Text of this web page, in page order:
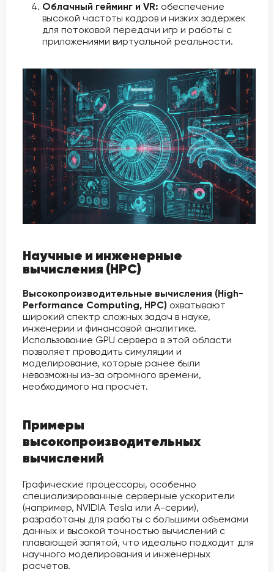
Облачный гейминг и VR: обеспечение
высокой частоты кадров и низких задержек
для потоковой передачи игр и работы с
приложениями виртуальной реальности.
Научные и инженерные
вычисления (HPC)
Высокопроизводительные вычисления (High-
Performance Computing, HPC) охватывают
широкий спектр сложных задач в науке,
инженерии и финансовой аналитике.
Использование GPU сервера в этой области
позволяет проводить симуляции и
моделирование, которые ранее были
невозможны из-за огромного времени,
необходимого на просчёт.
Примеры
высокопроизводительных
вычислений
Графические процессоры, особенно
специализированные серверные ускорители
(например, NVIDIA Tesla или A-серии),
разработаны для работы с большими объемами
данных и высокой точностью вычислений с
плавающей запятой, что идеально подходит для
научного моделирования и инженерных
расчётов.